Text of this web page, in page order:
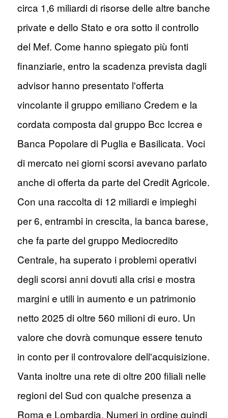
circa 1,6 miliardi di risorse delle altre banche
private e dello Stato e ora sotto il controllo
del Mef. Come hanno spiegato più fonti
finanziarie, entro la scadenza prevista dagli
advisor hanno presentato l'offerta
vincolante il gruppo emiliano Credem e la
cordata composta dal gruppo Bcc Iccrea e
Banca Popolare di Puglia e Basilicata. Voci
di mercato nei giorni scorsi avevano parlato
anche di offerta da parte del Credit Agricole.
Con una raccolta di 12 miliardi e impieghi
per 6, entrambi in crescita, la banca barese,
che fa parte del gruppo Mediocredito
Centrale, ha superato i problemi operativi
degli scorsi anni dovuti alla crisi e mostra
margini e utili in aumento e un patrimonio
netto 2025 di oltre 560 milioni di euro. Un
valore che dovrà comunque essere tenuto
in conto per il controvalore dell'acquisizione.
Vanta inoltre una rete di oltre 200 filiali nelle
regioni del Sud con qualche presenza a
Roma e Lombardia. Numeri in ordine quindi